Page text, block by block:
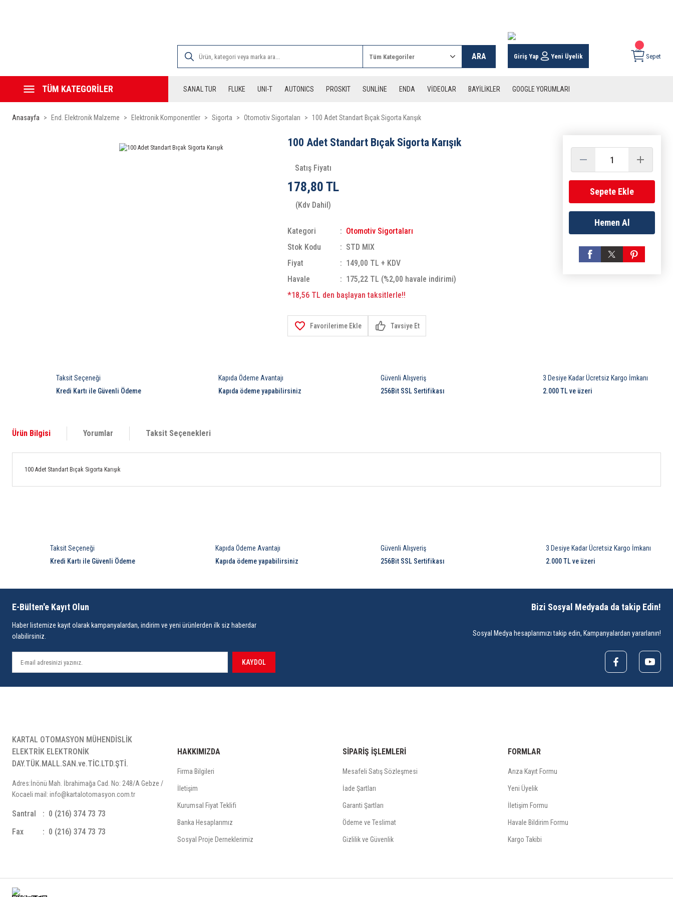
ARA Giriş Yap Yeni Üyelik Sepet
TÜM KATEGORİLER SANAL TUR FLUKE UNI-T AUTONICS PROSKIT SUNLİNE ENDA VİDEOLAR BAYİLİKLER GOOGLE YORUMLARI
Anasayfa End. Elektronik Malzeme Elektronik Komponentler Sigorta Otomotiv Sigortaları 100 Adet Standart Bıçak Sigorta Karışık
100 Adet Standart Bıçak Sigorta Karışık
Satış Fiyatı
178,80 TL
(Kdv Dahil)
Kategori
Otomotiv Sigortaları
Stok Kodu
STD MIX
Fiyat
149,00 TL + KDV
Havale
175,22 TL (%2,00 havale indirimi)
*18,56 TL den başlayan taksitlerle!!
Tavsiye Et
Sepete Ekle
Hemen Al
3 Desiye Kadar Ücretsiz Kargo İmkanı
2.000 TL ve üzeri
Kapıda Ödeme Avantajı
Kapıda ödeme yapabilirsiniz
Güvenli Alışveriş
256Bit SSL Sertifikası
Taksit Seçeneği
Kredi Kartı ile Güvenli Ödeme
Ürün Bilgisi Yorumlar Taksit Seçenekleri
100 Adet Standart Bıçak Sigorta Karışık
3 Desiye Kadar Ücretsiz Kargo İmkanı
2.000 TL ve üzeri
Kapıda Ödeme Avantajı
Kapıda ödeme yapabilirsiniz
Güvenli Alışveriş
256Bit SSL Sertifikası
Taksit Seçeneği
Kredi Kartı ile Güvenli Ödeme
E-Bülten'e Kayıt Olun
Haber listemize kayıt olarak kampanyalardan, indirim ve yeni ürünlerden ilk siz haberdar
olabilirsiniz.
KAYDOL
Bizi Sosyal Medyada da takip Edin!
Sosyal Medya hesaplarımızı takip edin, Kampanyalardan yararlanın!
KARTAL OTOMASYON MÜHENDİSLİK
ELEKTRİK ELEKTRONİK
DAY.TÜK.MALL.SAN.ve.TİC.LTD.ŞTİ.
Adres:İnönü Mah. İbrahimağa Cad. No: 248/A Gebze /
Kocaeli mail: info@kartalotomasyon.com.tr
Santral
0 (216) 374 73 73
Fax
0 (216) 374 73 73
HAKKIMIZDA
Firma Bilgileri
İletişim
Kurumsal Fiyat Teklifi
Banka Hesaplarımız
Sosyal Proje Derneklerimiz
SİPARİŞ İŞLEMLERİ
Mesafeli Satış Sözleşmesi
İade Şartları
Garanti Şartları
Ödeme ve Teslimat
Gizlilik ve Güvenlik
FORMLAR
Arıza Kayıt Formu
Yeni Üyelik
İletişim Formu
Havale Bildirim Formu
Kargo Takibi